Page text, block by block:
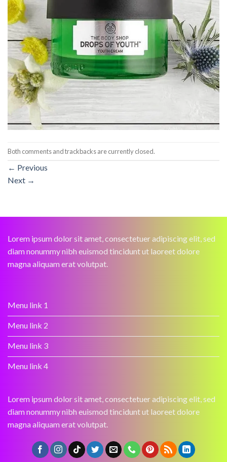
Both comments and trackbacks are currently closed.
← Previous
Next →
Lorem ipsum dolor sit amet, consectetuer adipiscing elit, sed
diam nonummy nibh euismod tincidunt ut laoreet dolore
magna aliquam erat volutpat.
Menu link 1
Menu link 2
Menu link 3
Menu link 4
Lorem ipsum dolor sit amet, consectetuer adipiscing elit, sed
diam nonummy nibh euismod tincidunt ut laoreet dolore
magna aliquam erat volutpat.